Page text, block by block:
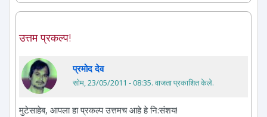
उत्तम प्रकल्प!
प्रमोद देव
सोम, 23/05/2011 - 08:35. वाजता प्रकाशित केले.
मुटेसाहेब, आपला हा प्रकल्प उत्तमच आहे हे नि:संशय!